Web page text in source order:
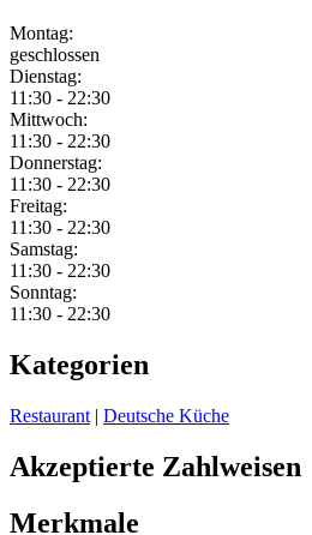
Montag:
geschlossen
Dienstag:
11:30 - 22:30
Mittwoch:
11:30 - 22:30
Donnerstag:
11:30 - 22:30
Freitag:
11:30 - 22:30
Samstag:
11:30 - 22:30
Sonntag:
11:30 - 22:30
Kategorien
Restaurant | Deutsche Küche
Akzeptierte Zahlweisen
Merkmale